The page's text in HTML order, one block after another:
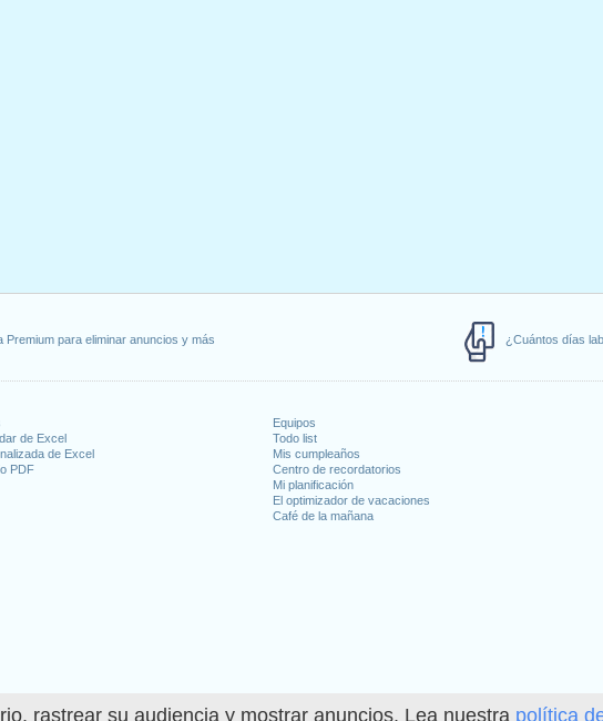
rastrear su audiencia y mostrar anuncios. Lea nuestra política
Premium para eliminar anuncios y más ¿Cuántos días
de Excel
de Excel
PDF
Equipos
Todo list
Mis cumpleaños
Centro de recordatorios
Mi planificación
El optimizador de vacaciones
Café de la mañana